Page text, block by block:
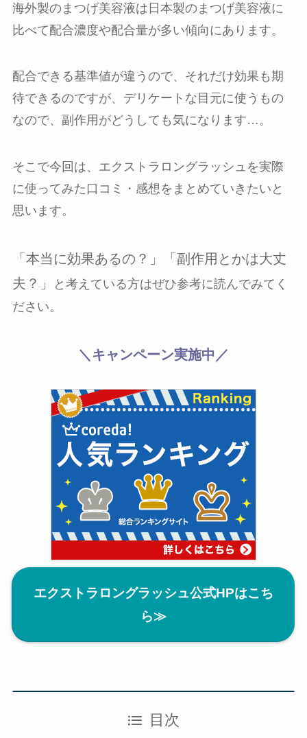
海外製のまつげ美容液は日本製のまつげ美容液に
比べて配合濃度や配合量が多い傾向にあります。
配合できる基準値が違うので、それだけ効果も期
待できるのですが、デリケートな目元に使うもの
なので、副作用がどうしても気になります…。
そこで今回は、エクストラロングラッシュを実際
に使ってみた口コミ・感想をまとめていきたいと
思います。
「本当に効果あるの？」「副作用とかは大丈
夫？」
と考えている方はぜひ参考に読んでみてく
ださい。
＼キャンペーン実施中／
エクストラロングラッシュ公式HPはこち
ら≫
目次